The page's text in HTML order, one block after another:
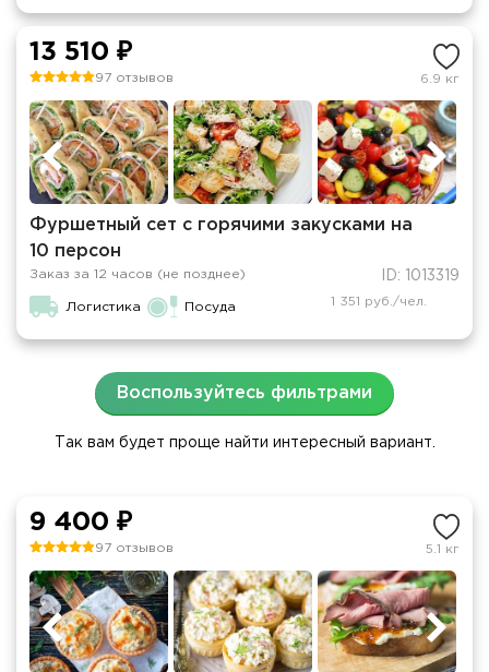
13 510 ₽
97 отзывов 6.9 кг
Фуршетный сет с горячими закусками на
10 персон
Заказ за 12 часов (не позднее) ID: 1013319
Логистика Посуда 1 351 руб./чел.
Воспользуйтесь фильтрами
Так вам будет проще найти интересный вариант.
9 400 ₽
97 отзывов 5.1 кг